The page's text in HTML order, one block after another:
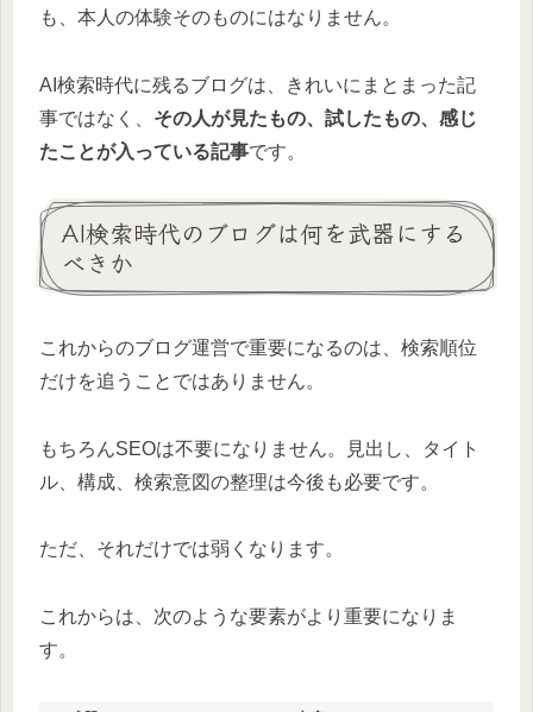
も、本人の体験そのものにはなりません。
AI検索時代に残るブログは、きれいにまとまった記
事ではなく、 その人が見たもの、試したもの、感じ
たことが入っている記事です。
AI検索時代のブログは何を武器にする
べきか
これからのブログ運営で重要になるのは、検索順位
だけを追うことではありません。
もちろんSEOは不要になりません。見出し、タイト
ル、構成、検索意図の整理は今後も必要です。
ただ、それだけでは弱くなります。
これからは、次のような要素がより重要になりま
す。